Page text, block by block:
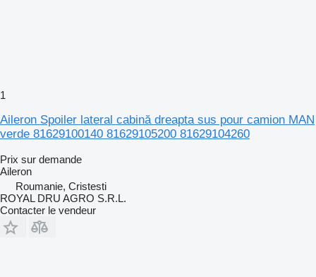
1
Aileron Spoiler lateral cabină dreapta sus pour camion MAN
verde 81629100140 81629105200 81629104260
Prix sur demande
Aileron
Roumanie, Cristesti
ROYAL DRU AGRO S.R.L.
Contacter le vendeur